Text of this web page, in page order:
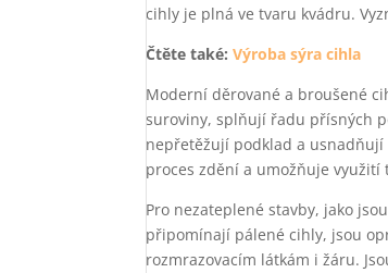
cihly je plná ve tvaru kvádru.
Čtěte také:Výroba sýra cihla
Moderní děrované a broušené
suroviny, splňují řadu přísných
nepřetěžují podklad a
proces zdění a umožňuje
Pro nezateplené stavby, jako
připomínají pálené cihly, jsou
rozmrazovacím látkám i žáru.